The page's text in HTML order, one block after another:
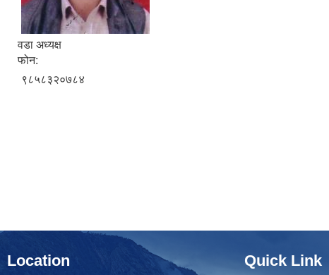
वडा अध्यक्ष
फोन:
९८५८३२०७८४
Location Quick Link